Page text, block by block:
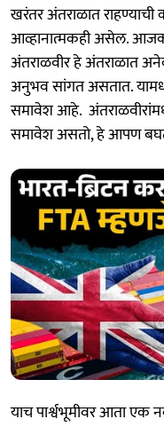
खरंतर अंतराळात
आव्हानात्मकही असेल.
अंतराळवीर हे अंतराळात
अनुभव सांगत असतात.
समावेश आहे.
समावेश असतो, हे आपण
याच पार्श्वभूमीवर आता एक